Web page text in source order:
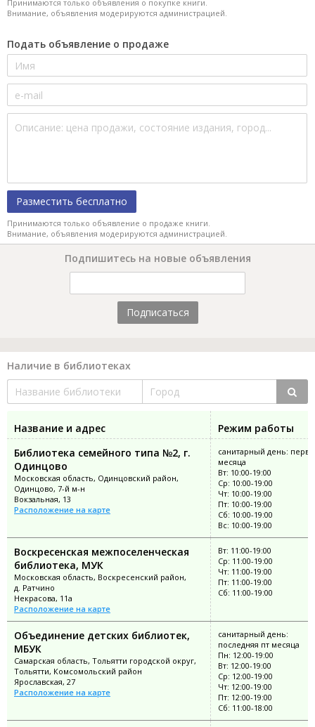
Принимаются только объявления о покупке книги.
Внимание, объявления модерируются администрацией.
Подать объявление о продаже
Разместить бесплатно
Принимаются только объявление о продаже книги.
Внимание, объявления модерируются администрацией.
Подпишитесь на новые объявления
Подписаться
Наличие в библиотеках
Название и адрес
Режим работы
Библиотека семейного типа №2, г.
Одинцово
Московская область, Одинцовский район,
Одинцово, 7-й м-н
Вокзальная, 13
Расположение на карте
санитарный день:
месяца
Вт: 10:00-19:00
Ср: 10:00-19:00
Чт: 10:00-19:00
Пт: 10:00-19:00
Сб: 10:00-19:00
Вс: 10:00-19:00
Воскресенская межпоселенческая
библиотека, МУК
Московская область, Воскресенский район,
д. Ратчино
Некрасова, 11а
Расположение на карте
Вт: 11:00-19:00
Ср: 11:00-19:00
Чт: 11:00-19:00
Пт: 11:00-19:00
Сб: 11:00-19:00
Объединение детских библиотек,
МБУК
Самарская область, Тольятти городской округ,
Тольятти, Комсомольский район
Ярославская, 27
Расположение на карте
санитарный день:
последняя пт месяца
Пн: 12:00-19:00
Вт: 12:00-19:00
Ср: 12:00-19:00
Чт: 12:00-19:00
Пт: 12:00-19:00
Сб: 11:00-18:00